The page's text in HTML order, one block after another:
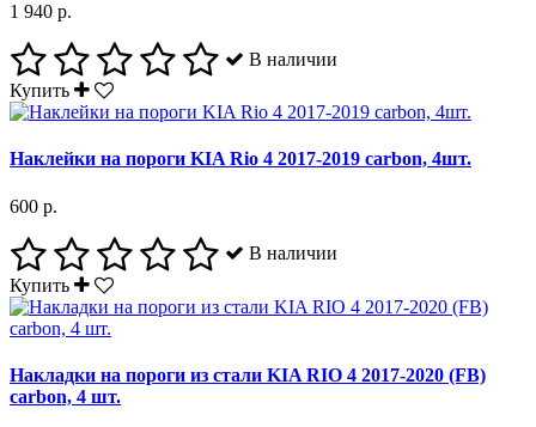
1 940 р.
В наличии
Купить
Наклейки на пороги KIA Rio 4 2017-2019 carbon, 4шт.
600 р.
В наличии
Купить
Накладки на пороги из стали KIA RIO 4 2017-2020 (FB)
carbon, 4 шт.